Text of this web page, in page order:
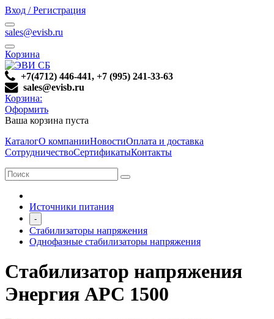
Вход / Регистрация
sales@evisb.ru
Корзина
+7(4712) 446-441, +7 (995) 241-33-63
sales@evisb.ru
Корзина:
Оформить
Ваша корзина пуста
КаталогО компанииНовостиОплата и доставка
СотрудничествоСертификатыКонтакты
Источники питания
-
Стабилизаторы напряжения
Однофазные стабилизаторы напряжения
Стабилизатор напряжения
Энергия APC 1500